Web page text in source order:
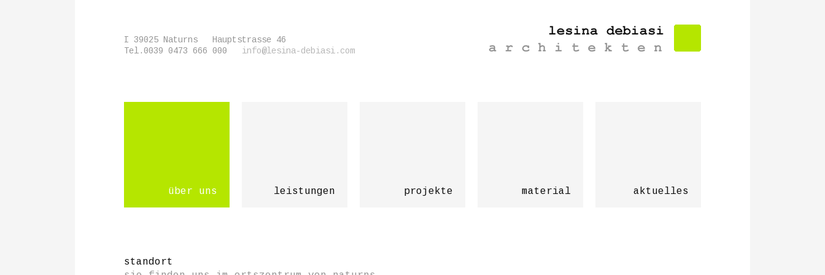
I 39025 Naturns
Hauptstrasse 46
Tel. 0039 0473 666 000 info@lesina-debiasi.com
über uns leistungen projekte material aktuelles
standort